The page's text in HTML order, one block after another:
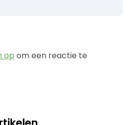
op om een reactie te